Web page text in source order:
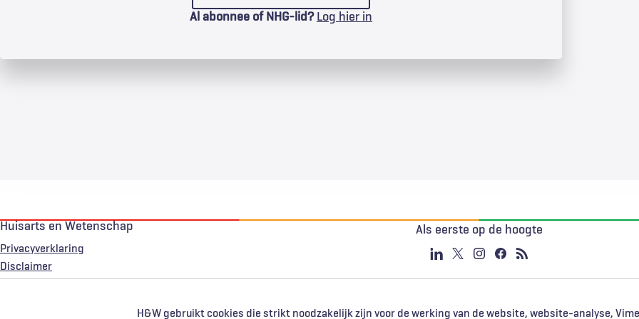
H&W gebruikt cookies die strikt noodzakelijk zijn voor de werking van de website, website-analyse,
Al abonnee of NHG-lid? Log hier in
Huisarts en Wetenschap
Privacyverklaring
Voet
Disclaimer
Als eerste op de hoogte